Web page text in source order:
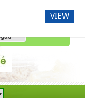
el kell fogadni.
VIEW